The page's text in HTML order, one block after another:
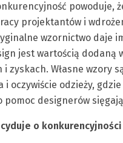
powoduje,
projektantów i
wzornictwo daje
jest wartością dodaną
i zyskach. Własne wzory
i oczywiście odzieży,
pomoc designerów
o konkurencyjności